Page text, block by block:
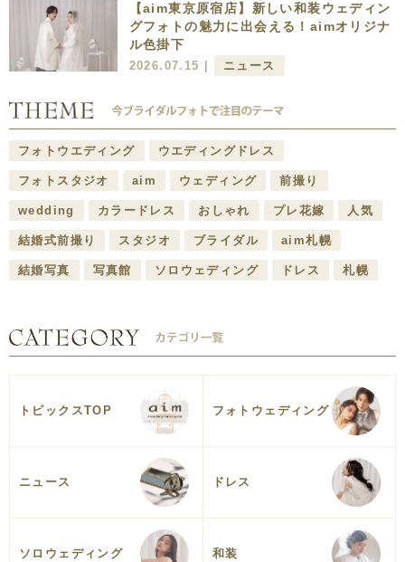
【aim東京原宿店】新しい和装ウェディン
グフォトの魅力に出会える！aimオリジナ
ル色掛下
2026.07.15 | ニュース
フォトウエディング ウエディングドレス
フォトスタジオ aim ウェディング 前撮り
wedding カラードレス おしゃれ プレ花嫁 人気
結婚式前撮り スタジオ ブライダル aim札幌
結婚写真 写真館 ソロウェディング ドレス 札幌
トピックスTOP フォトウェディング
ニュース ドレス
ソロウェディング 和装